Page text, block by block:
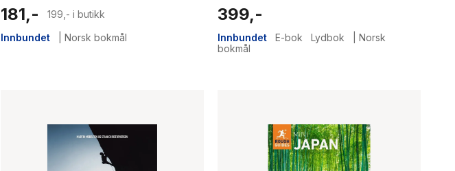
181,-
199,- i butikk
Innbundet
Norsk bokmål
399,-
Innbundet E-bok Lydbok
Norsk
bokmål